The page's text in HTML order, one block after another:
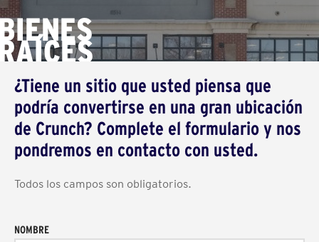
¿Tiene un sitio que usted piensa que
podría convertirse en una gran ubicación
de Crunch? Complete el formulario y nos
pondremos en contacto con usted.
Todos los campos son obligatorios.
NOMBRE